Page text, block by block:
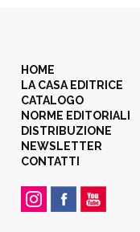
HOME
LA CASA EDITRICE
CATALOGO
NORME EDITORIALI
DISTRIBUZIONE
NEWSLETTER
CONTATTI